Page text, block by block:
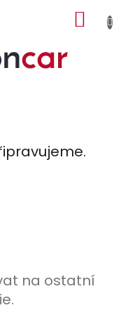
KOŠÍK
na ostatní